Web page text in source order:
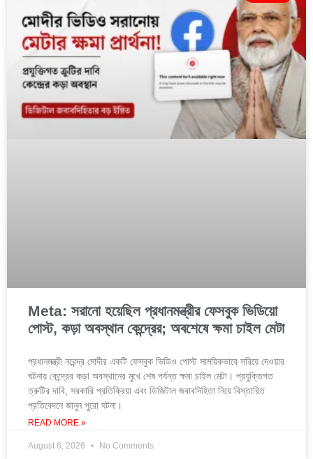
Meta: সরানো হয়েছিল প্রধানমন্ত্রীর ফেসবুক ভিডিয়ো
পোস্ট, কড়া অবস্থান কেন্দ্রের; অবশেষে ক্ষমা চাইল মেটা
প্রধানমন্ত্রী নরেন্দ্র মোদীর একটি ফেসবুক ভিডিও পোস্ট সাময়িকভাবে সরিয়ে দেওয়ার
ঘটনায় কেন্দ্রের কড়া অবস্থানের মুখে শেষ পর্যন্ত ক্ষমা চাইল মেটা। প্রযুক্তিগত
ত্রুটির দাবি, সরকারি প্রতিক্রিয়া এবং ডিজিটাল জবাবদিহিতা নিয়ে বিস্তারিত
প্রতিবেদনে জানুন পুরো ঘটনা।
READ MORE »
August 6, 2026 No Comments